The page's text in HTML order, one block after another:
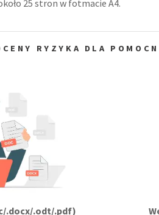
25 stron w fotmacie A4.
RYZYKA DLA
.docx/.odt/.pdf)